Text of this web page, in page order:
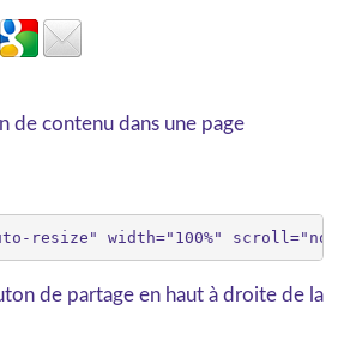
de contenu dans une page
de partage en haut à droite de la